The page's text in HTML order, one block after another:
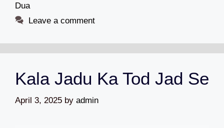
Dua
Leave a comment
Kala Jadu Ka Tod Jad Se
April 3, 2025 by admin